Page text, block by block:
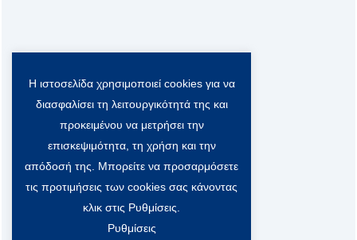
F
a
o
k
T
w
t
t
e
r
-
x
L
i
k
e
d
i
n
Y
o
u
t
u
b
e
Viber Community:
Η ιστοσελίδα χρησιμοποιεί cookies για να
διασφαλίσει τη λειτουργικότητά της και
προκειμένου να μετρήσει την
επισκεψιμότητα, τη χρήση και την
απόδοσή της. Μπορείτε να προσαρμόσετε
τις προτιμήσεις των cookies σας κάνοντας
κλικ στις Ρυθμίσεις.
Ρυθμίσεις